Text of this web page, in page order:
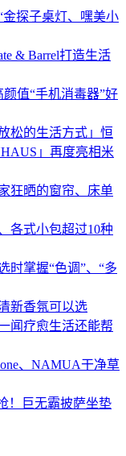
金探子桌灯、嘿美小
& Barrel打造生活
值“手机消毒器”好
松的生活方式」恒
」再度亮相米
狂晒的窗帘、床单
各式小包超过10种
时掌握“色调”、“多
新香氛可以选
闻疗愈生活还能帮
、NAMUA干净草
！巨无霸披萨坐垫